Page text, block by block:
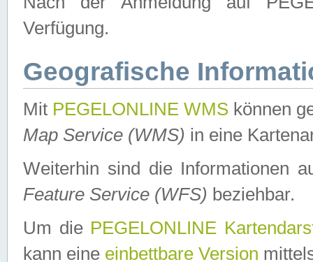
Verfügung.
Geografische
Mit PEGELONLINE WMS können
Map Service (WMS) in eine
Weiterhin sind die Informationen
Feature Service (WFS) beziehbar.
Um die PEGELONLINE
kann eine einbettbare Version